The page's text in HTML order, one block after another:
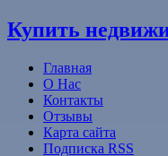
Купить
Главная
О Нас
Контакты
Отзывы
Карта сайта
Подписка RSS